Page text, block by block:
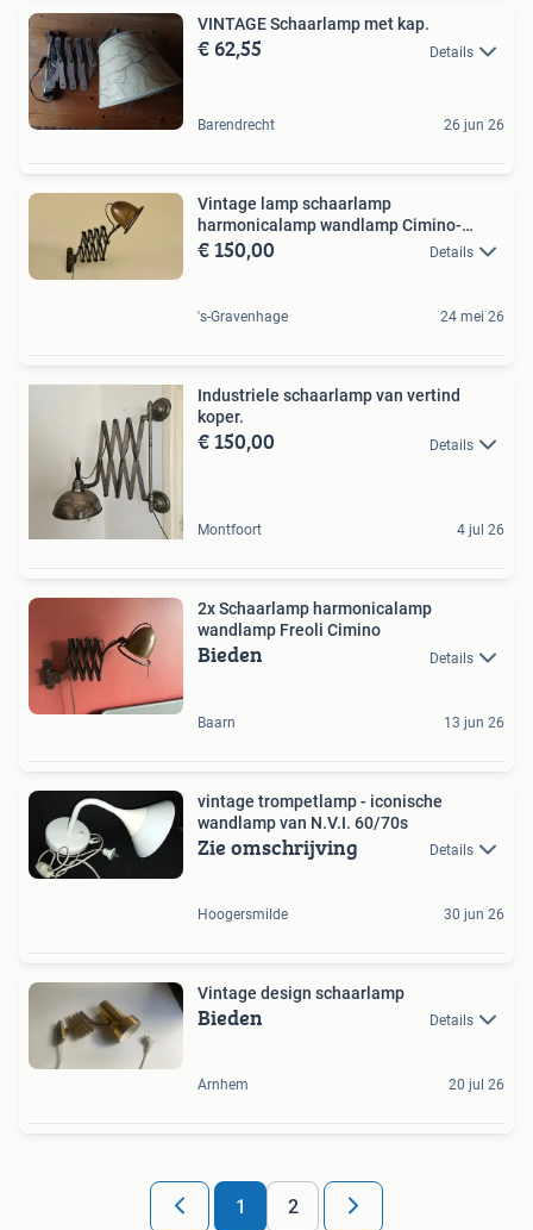
VINTAGE Schaarlamp met kap.
€ 62,55 Details
Barendrecht 26 jun 26
Vintage lamp schaarlamp
harmonicalamp wandlamp Cimino-
Freoli
€ 150,00 Details
's-Gravenhage 24 mei 26
Industriele schaarlamp van vertind
koper.
€ 150,00 Details
Montfoort 4 jul 26
2x Schaarlamp harmonicalamp
wandlamp Freoli Cimino
Bieden Details
Baarn 13 jun 26
vintage trompetlamp - iconische
wandlamp van N.V.I. 60/70s
Zie omschrijving Details
Hoogersmilde 30 jun 26
Vintage design schaarlamp
Bieden Details
Arnhem 20 jul 26
1 2